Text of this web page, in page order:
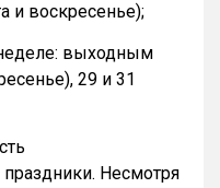
и воскресенье);
выходным
29 и 31
Несмотря